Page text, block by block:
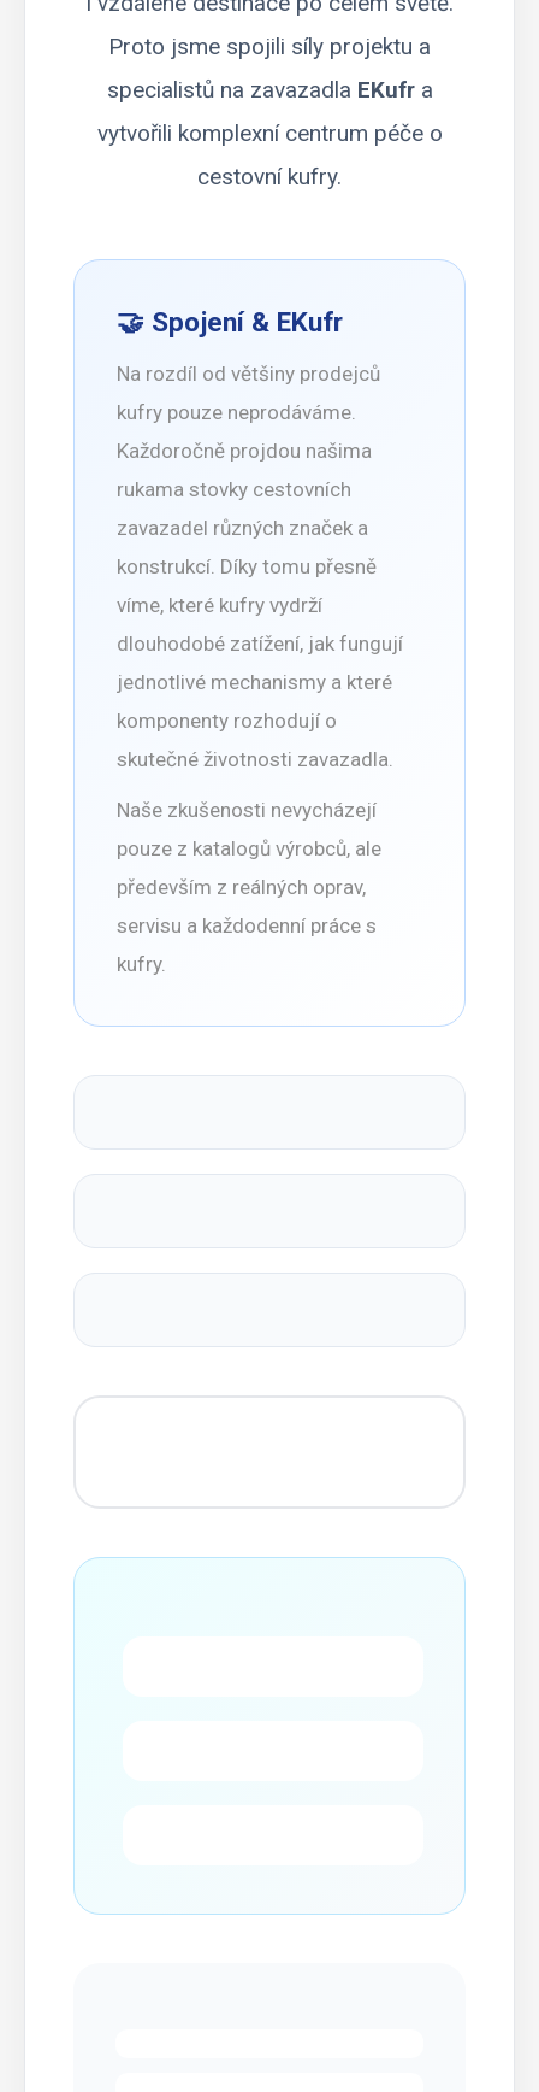
Proto jsme spojili síly projektu a
specialistů na zavazadla EKufra
vytvořili komplexní centrum péče o
cestovní kufry.
🤝 Spojení & EKufr
Na rozdíl od většiny prodejců
kufry pouze neprodáváme.
Každoročně projdou našima
rukama stovky cestovních
zavazadel různých značek a
konstrukcí. Díky tomu přesně
víme, které kufry vydrží
dlouhodobé zatížení, jak fungují
jednotlivé mechanismy a které
komponenty rozhodují o
skutečné životnosti zavazadla.
Naše zkušenosti nevycházejí
pouze z katalogů výrobců, ale
především z reálných oprav,
servisu a každodenní práce s
kufry.